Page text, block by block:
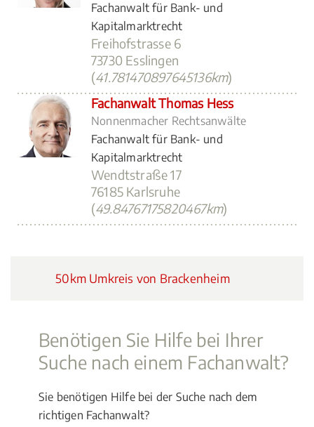
Fachanwalt für Bank- und
Kapitalmarktrecht
Freihofstrasse 6
73730 Esslingen
(41.781470897645136km)
Fachanwalt Thomas Hess
Nonnenmacher Rechtsanwälte
Fachanwalt für Bank- und
Kapitalmarktrecht
Wendtstraße 17
76185 Karlsruhe
(49.84767175820467km)
50km Umkreis von Brackenheim
Benötigen Sie Hilfe bei Ihrer
Suche nach einem Fachanwalt?
Sie benötigen Hilfe bei der Suche nach dem
richtigen Fachanwalt?